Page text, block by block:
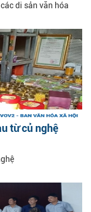
di sản văn hóa
từ củ nghệ